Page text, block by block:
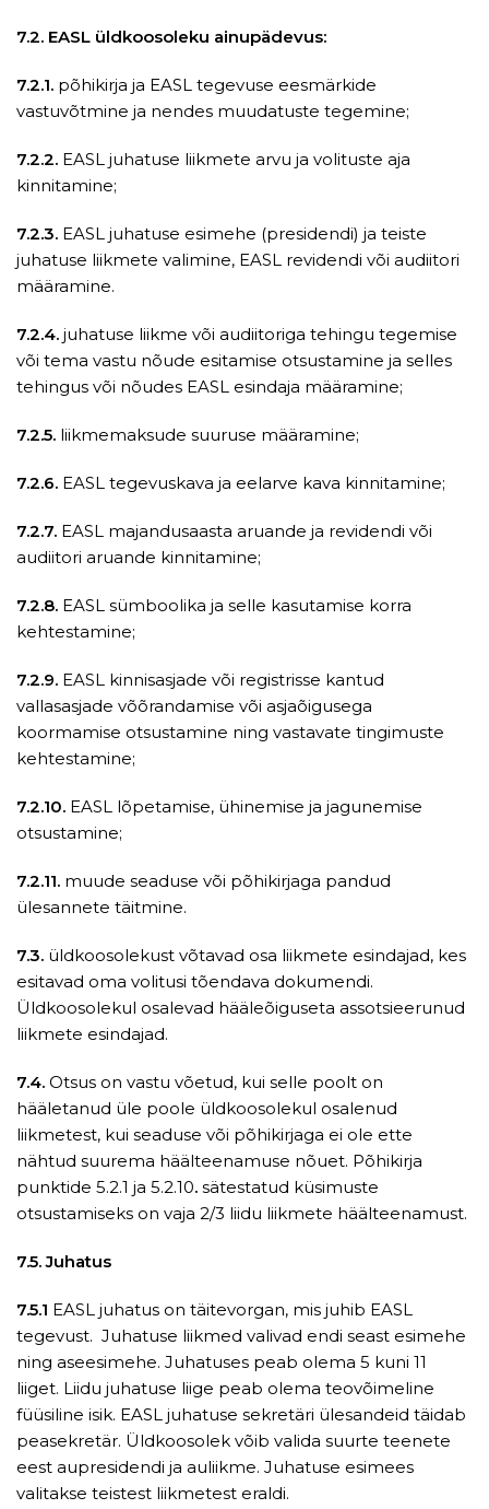
7.2. EASL üldkoosoleku ainupädevus:
7.2.1. põhikirja ja EASL tegevuse eesmärkide
vastuvõtmine ja nendes muudatuste tegemine;
7.2.2. EASL juhatuse liikmete arvu ja volituste aja
kinnitamine;
7.2.3. EASL juhatuse esimehe (presidendi) ja teiste
juhatuse liikmete valimine, EASL revidendi või audiitori
määramine.
7.2.4. juhatuse liikme või audiitoriga tehingu tegemise
või tema vastu nõude esitamise otsustamine ja selles
tehingus või nõudes EASL esindaja määramine;
7.2.5. liikmemaksude suuruse määramine;
7.2.6. EASL tegevuskava ja eelarve kava kinnitamine;
7.2.7. EASL majandusaasta aruande ja revidendi või
audiitori aruande kinnitamine;
7.2.8. EASL sümboolika ja selle kasutamise korra
kehtestamine;
7.2.9. EASL kinnisasjade või registrisse kantud
vallasasjade võõrandamise või asjaõigusega
koormamise otsustamine ning vastavate tingimuste
kehtestamine;
7.2.10. EASL lõpetamise, ühinemise ja jagunemise
otsustamine;
7.2.11. muude seaduse või põhikirjaga pandud
ülesannete täitmine.
7.3. üldkoosolekust võtavad osa liikmete esindajad, kes
esitavad oma volitusi tõendava dokumendi.
Üldkoosolekul osalevad hääleõiguseta assotsieerunud
liikmete esindajad.
7.4. Otsus on vastu võetud, kui selle poolt on
hääletanud üle poole üldkoosolekul osalenud
liikmetest, kui seaduse või põhikirjaga ei ole ette
nähtud suurema häälteenamuse nõuet. Põhikirja
punktide 5.2.1 ja 5.2.10. sätestatud küsimuste
otsustamiseks on vaja 2/3 liidu liikmete häälteenamust.
7.5. Juhatus
7.5.1 EASL juhatus on täitevorgan, mis juhib EASL
tegevust. Juhatuse liikmed valivad endi seast esimehe
ning aseesimehe. Juhatuses peab olema 5 kuni 11
liiget. Liidu juhatuse liige peab olema teovõimeline
füüsiline isik. EASL juhatuse sekretäri ülesandeid täidab
peasekretär. Üldkoosolek võib valida suurte teenete
eest aupresidendi ja auliikme. Juhatuse esimees
valitakse teistest liikmetest eraldi.